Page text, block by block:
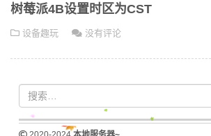
树莓派4B设置时区为CST
设备趣玩 没有评论